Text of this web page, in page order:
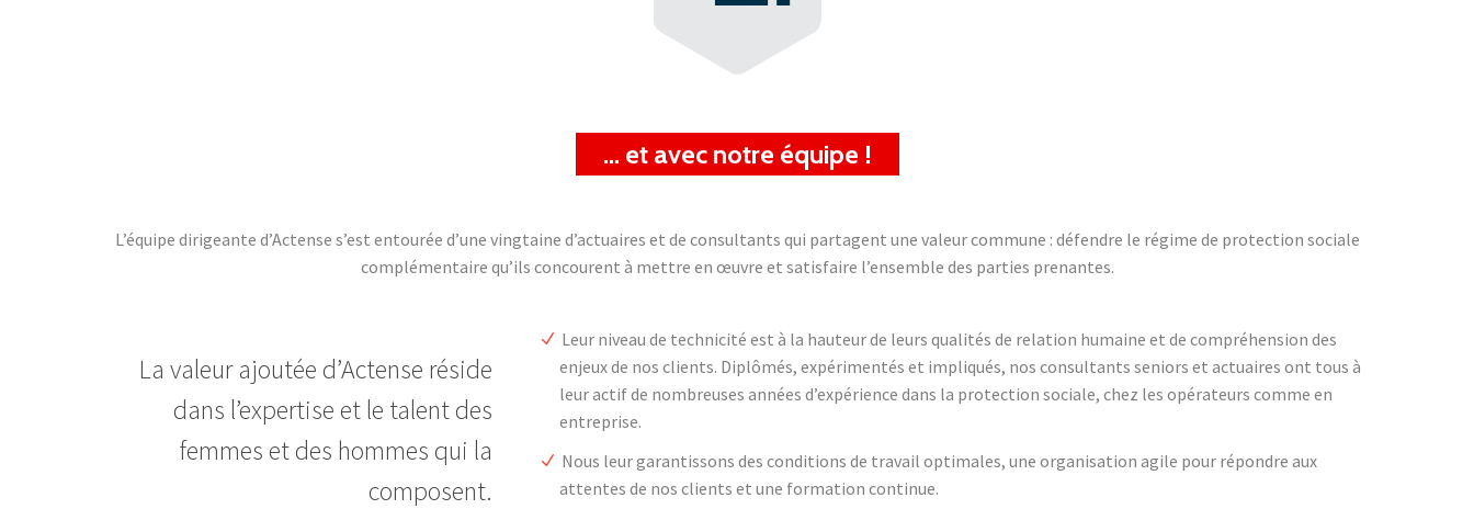
… et avec notre équipe !
L’équipe dirigeante d’Actense s’est entourée d’une vingtaine d’actuaires et de consultants qui partagent une valeur commune : défendre le régime de protection sociale
complémentaire qu’ils concourent à mettre en œuvre et satisfaire l’ensemble des parties prenantes.
La valeur ajoutée d’Actense réside
dans l’expertise et le talent des
femmes et des hommes qui la
composent.
Leur niveau de technicité est à la hauteur de leurs qualités de relation humaine et de compréhension des
enjeux de nos clients. Diplômés, expérimentés et impliqués, nos consultants seniors et actuaires ont tous à
leur actif de nombreuses années d’expérience dans la protection sociale, chez les opérateurs comme en
entreprise.
Nous leur garantissons des conditions de travail optimales, une organisation agile pour répondre aux
attentes de nos clients et une formation continue.